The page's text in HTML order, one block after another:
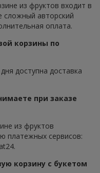
из фруктов входит в
сложный авторский
оплата.
корзины по
доступна доставка
при заказе
из фруктов
платежных сервисов:
корзину с букетом